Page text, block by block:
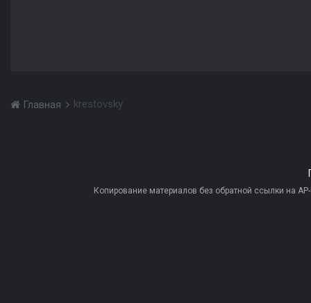
Главная krestovsky
Копирование материалов без обратной ссылки на